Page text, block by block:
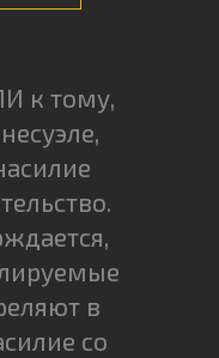
к тому,
в
со